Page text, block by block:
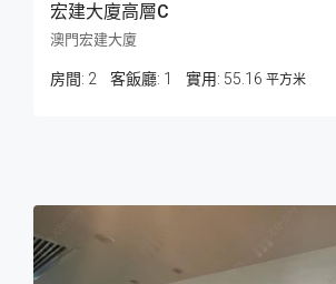
宏建大廈高層C
澳門宏建大廈
房間: 2 客飯廳: 1 55.16 平方米